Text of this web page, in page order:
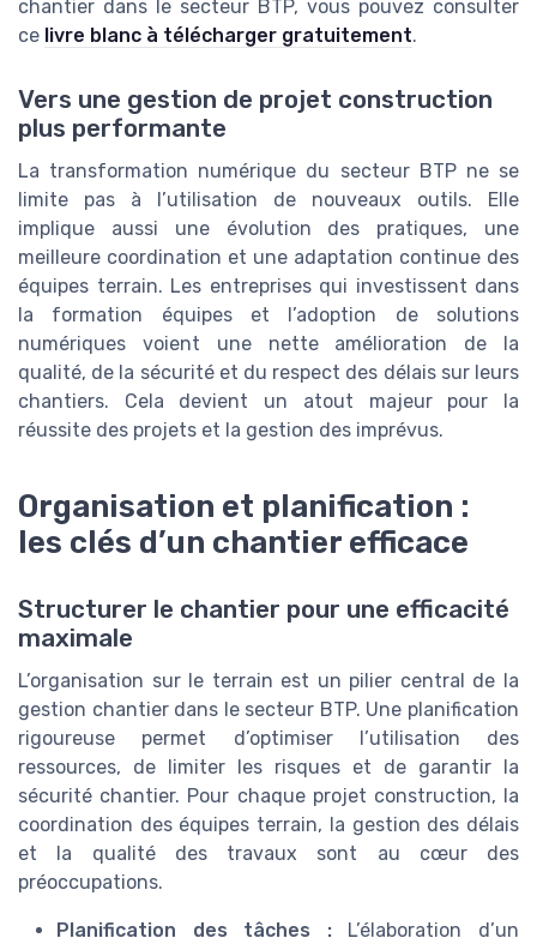
chantier dans le secteur BTP, vous pouvez consulter
ce livre blanc à télécharger gratuitement.
Vers une gestion de projet construction
plus performante
La transformation numérique du secteur BTP ne se
limite pas à l’utilisation de nouveaux outils. Elle
implique aussi une évolution des pratiques, une
meilleure coordination et une adaptation continue des
équipes terrain. Les entreprises qui investissent dans
la formation équipes et l’adoption de solutions
numériques voient une nette amélioration de la
qualité, de la sécurité et du respect des délais sur leurs
chantiers. Cela devient un atout majeur pour la
réussite des projets et la gestion des imprévus.
Organisation et planification :
les clés d’un chantier efficace
Structurer le chantier pour une efficacité
maximale
L’organisation sur le terrain est un pilier central de la
gestion chantier dans le secteur BTP. Une planification
rigoureuse permet d’optimiser l’utilisation des
ressources, de limiter les risques et de garantir la
sécurité chantier. Pour chaque projet construction, la
coordination des équipes terrain, la gestion des délais
et la qualité des travaux sont au cœur des
préoccupations.
Planification des tâches :L’élaboration d’un